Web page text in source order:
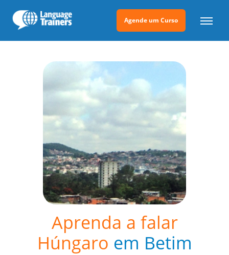
Agende um Curso
Aprenda a falar
Húngaro em Betim